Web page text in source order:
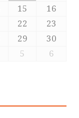
15
16
22
23
29
30
5 6